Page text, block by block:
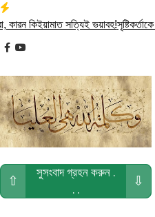
Skip
to
content
কিইয়ামাত সত্যিই ভয়াবহ!সৃষ্টিকর্তাকে
facebook
youtube
⇧
সুসংবাদ গ্রহন করুন .
. .
⇩